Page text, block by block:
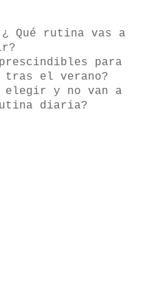
Qué rutina vas a
para
tras el verano?
elegir y no van a
diaria?